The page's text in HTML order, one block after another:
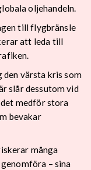
oljehandeln.
till flygbränsle
att leda till
värsta kris som
slår dessutom vid
medför stora
bevakar
många
– sina